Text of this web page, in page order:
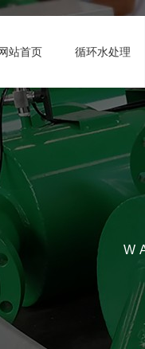
站首页 循环水处理